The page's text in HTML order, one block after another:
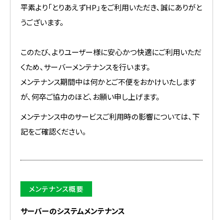
平素より「とりあえずHP」をご利用いただき、誠にありがと
うございます。
このたび、よりユーザー様に安心かつ快適にご利用いただ
くため、サーバーメンテナンスを行います。
メンテナンス期間中は何かとご不便をおかけいたします
が、何卒ご協力のほど、お願い申し上げます。
メンテナンス中のサービスご利用時の影響については、下
記をご確認ください。
メンテナンス概要
サーバーのシステムメンテナンス